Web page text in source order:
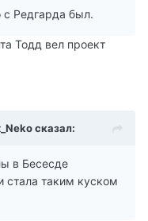
с Редгарда был.
Тодд вел проект
сказал:
в Бесесде
стала таким куском